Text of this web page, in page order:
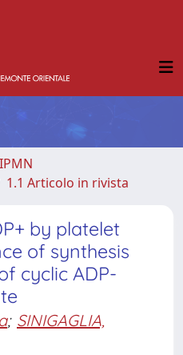
1.1 Articolo in rivista
by platelet
of synthesis
cyclic ADP-
; SINIGAGLIA,